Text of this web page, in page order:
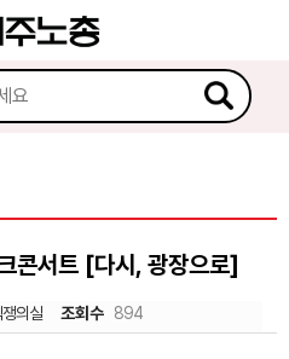
콘서트 [다시, 광장으로]
의실 조회수 894
케치북5
케치북5